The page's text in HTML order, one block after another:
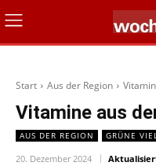
Start Aus der Region
Vitamine aus
AUS DER REGION GRÜNE
20. Dezember 2024